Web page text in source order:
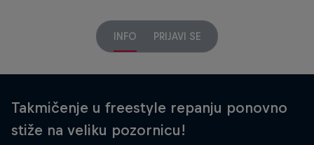
INFO PRIJAVI SE
Takmičenje u freestyle repanju ponovno
stiže na veliku pozornicu!